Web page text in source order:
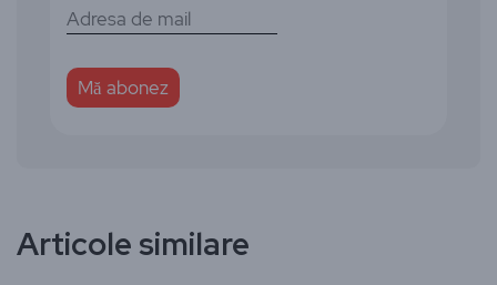
Articole similare